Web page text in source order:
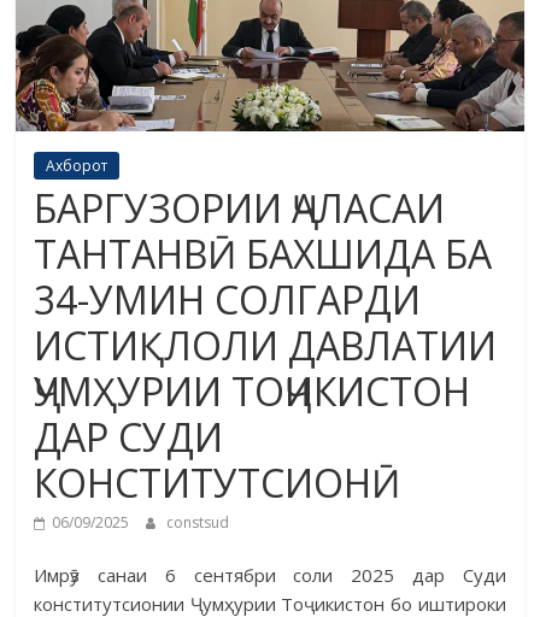
Ахборот
БАРГУЗОРИИ ҶАЛАСАИ
ТАНТАНВӢ БАХШИДА БА
34-УМИН СОЛГАРДИ
ИСТИҚЛОЛИ ДАВЛАТИИ
ҶУМҲУРИИ ТОҶИКИСТОН
ДАР СУДИ
КОНСТИТУТСИОНӢ
06/09/2025 constsud
Имрӯз санаи 6 сентябри соли 2025 дар Суди
конститутсионии Ҷумҳурии Тоҷикистон бо иштироки